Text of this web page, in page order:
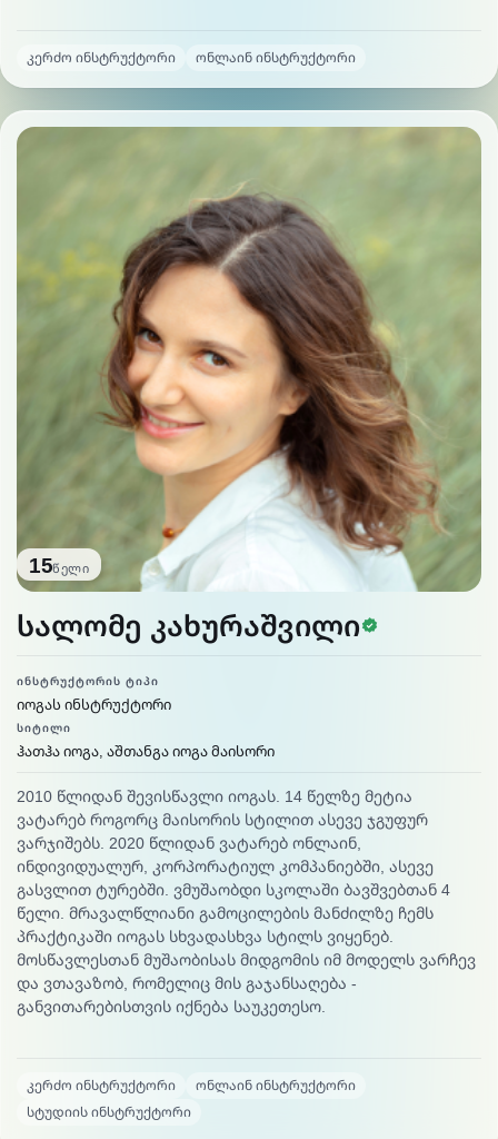
კერძო ინსტრუქტორი ონლაინ ინსტრუქტორი
15წელი
სალომე კახურაშვილი
ᲘᲜᲡᲢᲠᲣᲥᲢᲝᲠᲘᲡ ᲢᲘᲞᲘ
იოგას ინსტრუქტორი
ᲡᲘᲢᲘᲚᲘ
ჰათჰა იოგა, აშთანგა იოგა მაისორი
2010 წლიდან შევისწავლი იოგას. 14 წელზე მეტია
ვატარებ როგორც მაისორის სტილით ასევე ჯგუფურ
ვარჯიშებს. 2020 წლიდან ვატარებ ონლაინ,
ინდივიდუალურ, კორპორატიულ კომპანიებში, ასევე
გასვლით ტურებში. ვმუშაობდი სკოლაში ბავშვებთან 4
წელი. მრავალწლიანი გამოცილების მანძილზე ჩემს
პრაქტიკაში იოგას სხვადასხვა სტილს ვიყენებ.
მოსწავლესთან მუშაობისას მიდგომის იმ მოდელს ვარჩევ
და ვთავაზობ, რომელიც მის გაჯანსაღება -
განვითარებისთვის იქნება საუკეთესო.
კერძო ინსტრუქტორი
ონლაინ ინსტრუქტორი
სტუდიის ინსტრუქტორი